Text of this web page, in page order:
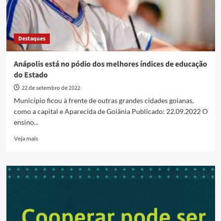
Destaques
Anápolis está no pódio dos melhores índices de educação
do Estado
22 de setembro de 2022
Município ficou à frente de outras grandes cidades goianas,
como a capital e Aparecida de Goiânia Publicado: 22.09.2022 O
ensino...
Veja maisRead
Anápolis
está
melhores